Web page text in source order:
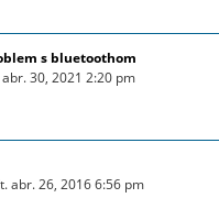
s bluetoothom
30, 2021 2:20 pm
abr. 26, 2016 6:56 pm